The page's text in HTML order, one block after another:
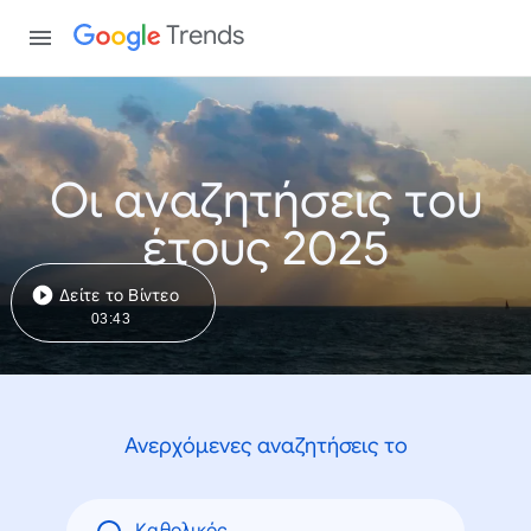
Trends
Οι αναζητήσεις του
έτους 2025
Δείτε το Βίντεο
03:43
Ανερχόμενες αναζητήσεις το